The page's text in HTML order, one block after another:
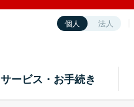
個人 法人
サービス・お手続き